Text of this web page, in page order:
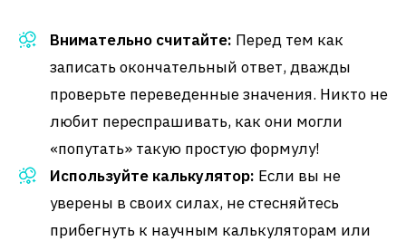
Внимательно считайте: Перед тем как
записать окончательный ответ, дважды
проверьте переведенные значения. Никто не
любит переспрашивать, как они могли
«попутать» такую простую формулу!
Используйте калькулятор: Если вы не
уверены в своих силах, не стесняйтесь
прибегнуть к научным калькуляторам или